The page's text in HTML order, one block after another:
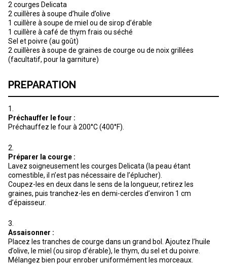
2 courges Delicata
2 cuillères à soupe d’huile d’olive
1 cuillère à soupe de miel ou de sirop d’érable
1 cuillère à café de thym frais ou séché
Sel et poivre (au goût)
2 cuillères à soupe de graines de courge ou de noix grillées
(facultatif, pour la garniture)
PREPARATION
Préchauffer le four :
Préchauffez le four à 200°C (400°F).
Préparer la courge :
Lavez soigneusement les courges Delicata (la peau étant
comestible, il n’est pas nécessaire de l’éplucher).
Coupez-les en deux dans le sens de la longueur, retirez les
graines, puis tranchez-les en demi-cercles d’environ 1 cm
d’épaisseur.
Assaisonner :
Placez les tranches de courge dans un grand bol. Ajoutez l’huile
d’olive, le miel (ou sirop d’érable), le thym, du sel et du poivre.
Mélangez bien pour enrober uniformément les morceaux.